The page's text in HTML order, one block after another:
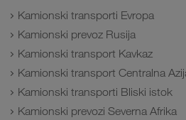
Kamionski transporti Evropa
Kamionski prevoz Rusija
Kamionski transport Kavkaz
Kamionski transport Centralna
Kamionski transporti Bliski istok
Kamionski prevozi Severna Afrika